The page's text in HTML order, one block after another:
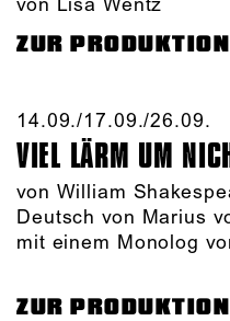
von Lisa Wentz
ZUR PRODUKTION
14.09./​17.09./​26.09.​
VIEL LÄRM UM
von William
Deutsch von Marius
mit einem Monolog
ZUR PRODUKTION